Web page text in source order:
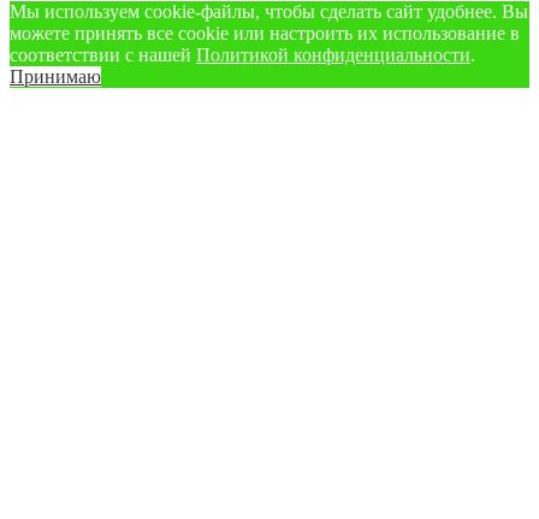
Мы используем cookie‑файлы, чтобы сделать сайт удобнее. Вы
можете принять все cookie или настроить их использование в
соответствии с нашей Политикой конфиденциальности.
Принимаю